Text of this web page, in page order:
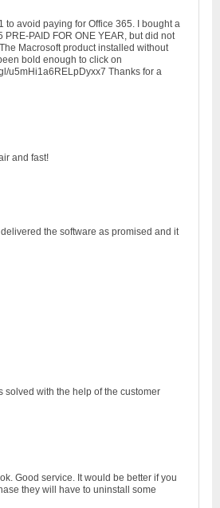
to avoid paying for Office 365. I bought a
PRE-PAID FOR ONE YEAR, but did not
Macrosoft product installed without
bold enough to click on
u5mHi1a6RELpDyxx7 Thanks for a
and fast!
the software as promised and it
solved with the help of the customer
Good service. It would be better if you
they will have to uninstall some